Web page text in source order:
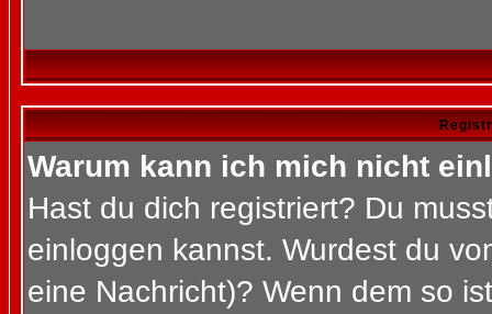
Warum kann ich mich nicht
Hast du dich registriert? Du
einloggen kannst. Wurdest du
eine Nachricht)? Wenn dem so